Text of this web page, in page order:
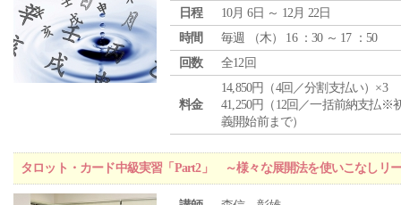
日程
10月 6日 ～ 12月 22日
時間
毎週 （木） 16 ：30 ～ 17 ：50
回数
全12回
料金
14,850円（4回／分割支払い）×3
41,250円（12回／一括前納支払※
義開始前まで）
タロット・カード中級実習「Part2」 ～様々な展開法を使いこなしリ